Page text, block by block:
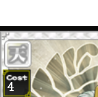
1
0